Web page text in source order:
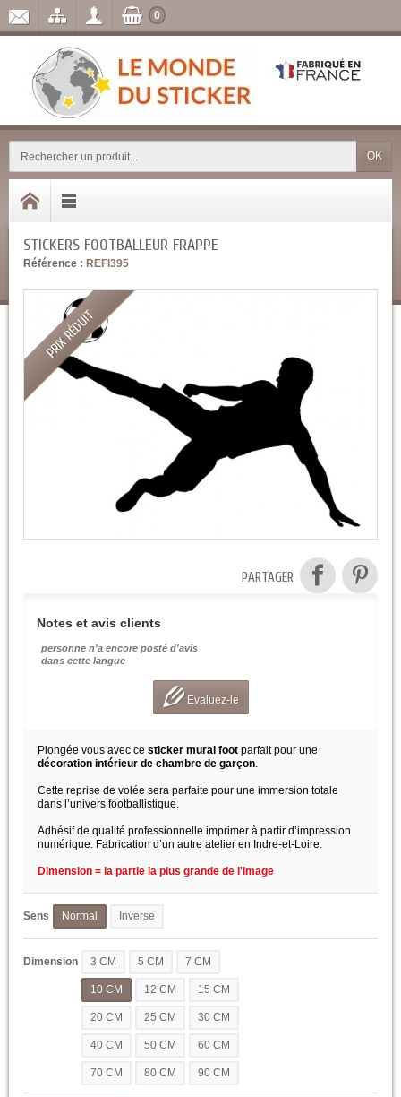
OK
0
STICKERS FOOTBALLEUR FRAPPE
Référence : REFI395
PRIX RÉDUIT
PARTAGER
Notes et avis clients
personne n'a encore posté d'avis
dans cette langue
Evaluez-le
Plongée vous avec ce sticker mural foot parfait pour une
décoration intérieur de chambre de garçon.
Cette reprise de volée sera parfaite pour une immersion totale
dans l’univers footballistique.
Adhésif de qualité professionnelle imprimer à partir d’impression
numérique. Fabrication d’un autre atelier en Indre-et-Loire.
Dimension = la partie la plus grande de l'image
Sens Normal Inverse
Dimension 3 CM 5 CM 7 CM
10 CM 12 CM 15 CM
20 CM 25 CM 30 CM
40 CM 50 CM 60 CM
70 CM 80 CM 90 CM